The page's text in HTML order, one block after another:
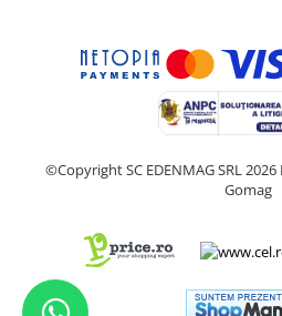
©Copyright SC EDENMAG SRL 2026
Gomag